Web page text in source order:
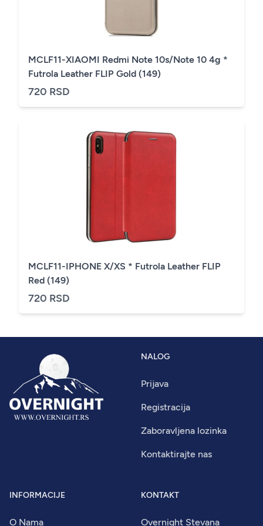
MCLF11-XIAOMI Redmi Note 10s/Note 10 4g *
Futrola Leather FLIP Gold (149)
720 RSD
MCLF11-IPHONE X/XS * Futrola Leather FLIP
Red (149)
720 RSD
NALOG
Prijava
Registracija
Zaboravljena lozinka
Kontaktirajte nas
INFORMACIJE
O Nama
KONTAKT
Overnight Stevana